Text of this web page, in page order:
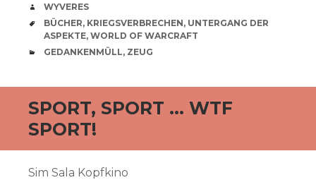
VERFASSER
WYVERES
SCHLAGWÖRTER
BÜCHER, KRIEGSVERBRECHEN, UNTERGANG DER
ASPEKTE, WORLD OF WARCRAFT
CATEGORIES
GEDANKENMÜLL, ZEUG
SPORT, SPORT … WTF
SPORT!
Sim Sala Kopfkino